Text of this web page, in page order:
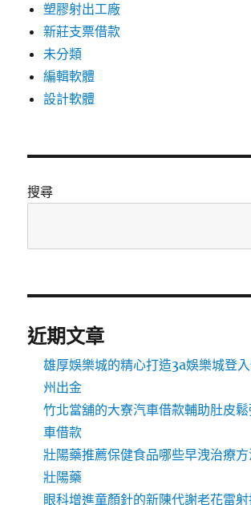
塑膠射出工廠
新莊支票借款
未分類
編輯軟體
設計軟體
搜尋
近期文章
雄厚娛樂城的精心打造3a娛樂城登
州出金
竹北當舖的大寮汽車借款輔助肚皮
車借款
壯陽藥推薦保健食品哪些早洩治療
壯陽藥
眼科增進童顏針的新陳代謝老花雷